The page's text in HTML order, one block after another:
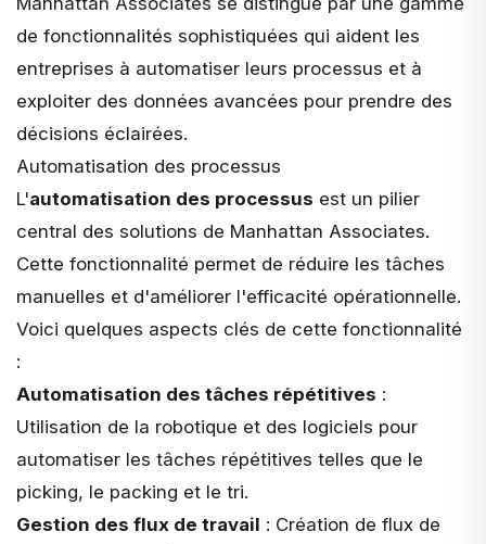
de fonctionnalités sophistiquées qui aident les
entreprises à automatiser leurs processus et à
exploiter des données avancées pour prendre des
décisions éclairées.
Automatisation des processus
L'automatisation des processus est un pilier
central des solutions de Manhattan Associates.
Cette fonctionnalité permet de réduire les tâches
manuelles et d'améliorer l'efficacité opérationnelle.
Voici quelques aspects clés de cette fonctionnalité
:
Automatisation des tâches répétitives :
Utilisation de la robotique et des logiciels pour
automatiser les tâches répétitives telles que le
picking, le packing et le tri.
Gestion des flux de travail : Création de flux de